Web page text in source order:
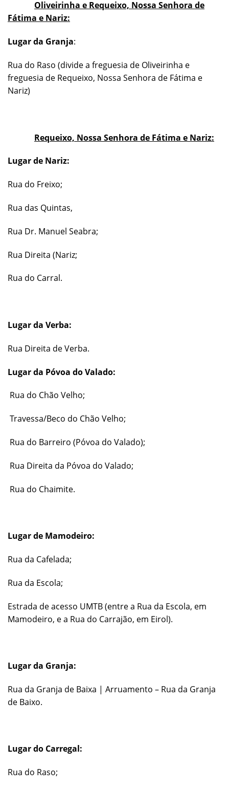
Oliveirinha e Requeixo, Nossa Senhora de
Fátima e Nariz:
Lugar da Granja:
Rua do Raso (divide a freguesia de Oliveirinha e
freguesia de Requeixo, Nossa Senhora de Fátima e
Nariz)
Requeixo, Nossa Senhora de Fátima e Nariz:
Lugar de Nariz:
Rua do Freixo;
Rua das Quintas,
Rua Dr. Manuel Seabra;
Rua Direita (Nariz;
Rua do Carral.
Lugar da Verba:
Rua Direita de Verba.
Lugar da Póvoa do Valado:
Rua do Chão Velho;
Travessa/Beco do Chão Velho;
Rua do Barreiro (Póvoa do Valado);
Rua Direita da Póvoa do Valado;
Rua do Chaimite.
Lugar de Mamodeiro:
Rua da Cafelada;
Rua da Escola;
Estrada de acesso UMTB (entre a Rua da Escola, em
Mamodeiro, e a Rua do Carrajão, em Eirol).
Lugar da Granja:
Rua da Granja de Baixa | Arruamento – Rua da Granja
de Baixo.
Lugar do Carregal:
Rua do Raso;